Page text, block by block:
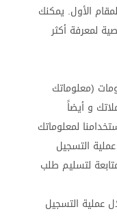
الأول. يمكنك
لمعرفة أكثر
(معلوماتك
و أيضاً
لمعلوماتك
التسجيل
لتسليم طلب
عملية التسجيل